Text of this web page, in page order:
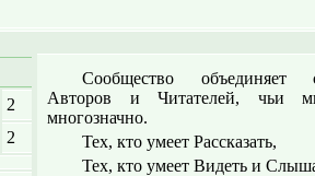
2
2
Сообщество объединяет
Авторов и Читателей, чьи
многозначно.
Тех, кто умеет Рассказать,
Тех, кто умеет Видеть и